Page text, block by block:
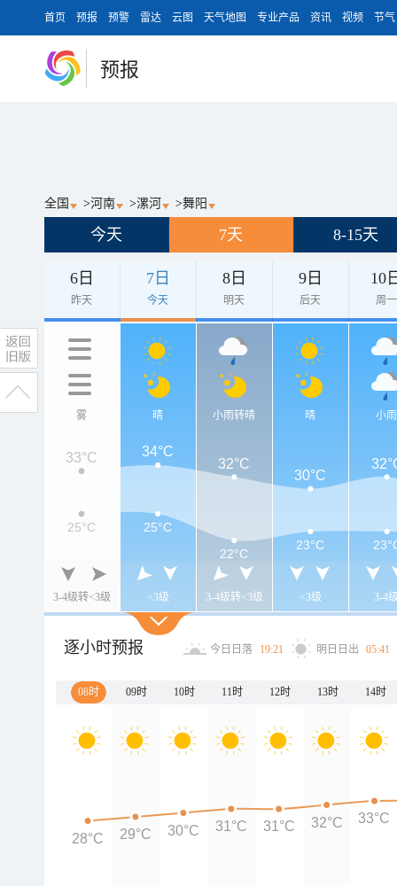
首页 预报 预警 雷达 云图 天气地图 专业产品 资讯 视频 节气
预报
全国 >河南 >漯河 >舞阳
今天 7天 8-15天
6日
昨天
7日
今天
8日
明天
9日
后天
10
周一
雾
3-4级转<3级
晴
<3级
小雨转晴
3-4级转<3级
晴
<3级
小雨
3-4
33°C 34°C
32°C
30°C
25°C
25°C
22°C
23°C
逐小时预报 今日日落 19:21 明日日出 05:41
08时 09时 10时 11时 12时 13时 14时
28°C 29°C 30°C 31°C 31°C 32°C 33°C